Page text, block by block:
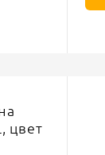
цвет